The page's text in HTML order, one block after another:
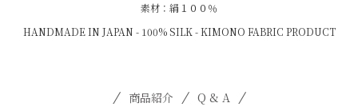
素材：絹１００％
HANDMADE IN JAPAN - 100% SILK - KIMONO FABRIC PRODUCT
商品紹介 Q & A